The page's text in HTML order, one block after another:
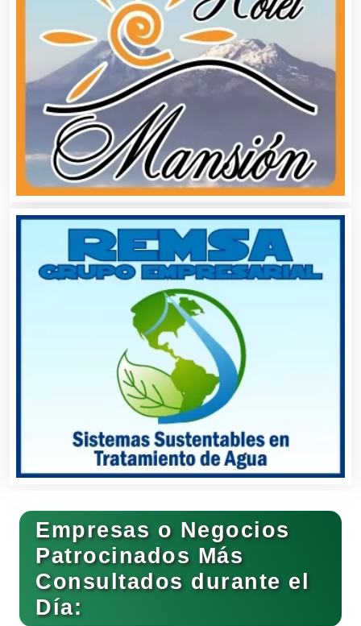
Centros de Espectáculos
Centros de Nutrición
Centros Turísticos
Cerrajerías
Clínicas de Belleza
Clínicas de Rehabilitación
Clínicas y Hospitales
Clubes Deportivos
Cocinas Integrales
Empresas o Negocios
Patrocinados Más
Consultados durante el
Día: